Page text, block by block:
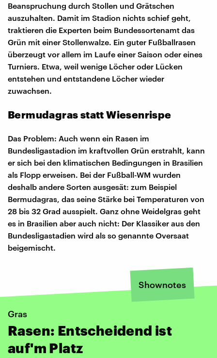
Beanspruchung durch Stollen und Grätschen
auszuhalten. Damit im Stadion nichts schief geht,
traktieren die Experten beim Bundessortenamt das
Grün mit einer Stollenwalze. Ein guter Fußballrasen
überzeugt vor allem im Laufe einer Saison oder eines
Turniers. Etwa, weil wenige Löcher oder Lücken
entstehen und entstandene Löcher wieder
zuwachsen.
Bermudagras statt Wiesenrispe
Das Problem: Auch wenn ein Rasen im
Bundesligastadion im kraftvollen Grün erstrahlt, kann
er sich bei den klimatischen Bedingungen in Brasilien
als Flopp erweisen. Bei der Fußball-WM wurden
deshalb andere Sorten ausgesät: zum Beispiel
Bermudagras, das seine Stärke bei Temperaturen von
28 bis 32 Grad ausspielt. Ganz ohne Weidelgras geht
es in Brasilien aber auch nicht: Der Klassiker aus den
Bundesligastadien wird als so genannte Oversaat
beigemischt.
Shownotes
Gras
Rasen: Entscheidend ist
auf'm Platz